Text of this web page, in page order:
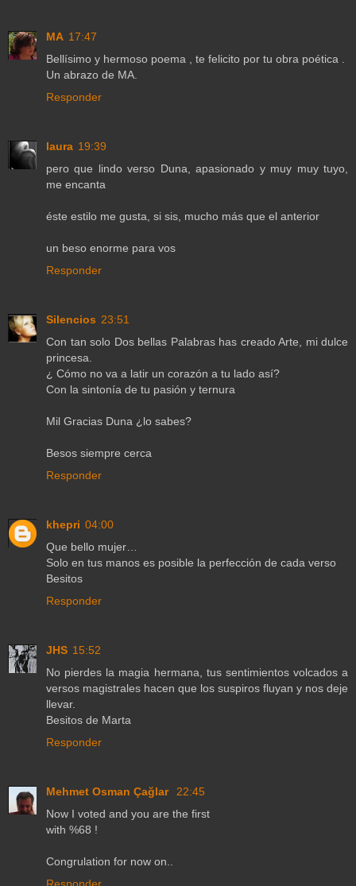
MA 17:47
Bellísimo y hermoso poema , te felicito por tu obra poética .
Un abrazo de MA.
Responder
laura 19:39
pero que lindo verso Duna, apasionado y muy muy tuyo,
me encanta
éste estilo me gusta, si sis, mucho más que el anterior
un beso enorme para vos
Responder
Silencios 23:51
Con tan solo Dos bellas Palabras has creado Arte, mi dulce
princesa.
¿ Cómo no va a latir un corazón a tu lado así?
Con la sintonía de tu pasión y ternura
Mil Gracias Duna ¿lo sabes?
Besos siempre cerca
Responder
khepri 04:00
Que bello mujer…
Solo en tus manos es posible la perfección de cada verso
Besitos
Responder
JHS 15:52
No pierdes la magia hermana, tus sentimientos volcados a
versos magistrales hacen que los suspiros fluyan y nos deje
llevar.
Besitos de Marta
Responder
Mehmet Osman Çağlar
22:45
Now I voted and you are the first
with %68 !
Congrulation for now on..